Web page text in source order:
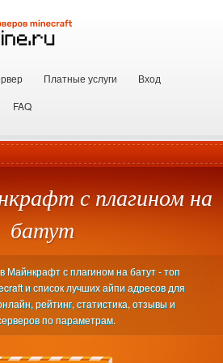
Платные услуги
Вход
FAQ
с плагином на
батут
Майнкрафт с плагином на батут - топ
и список лучших айпи адресов для
рейтинг, статистика, отзывы и
по параметрам.